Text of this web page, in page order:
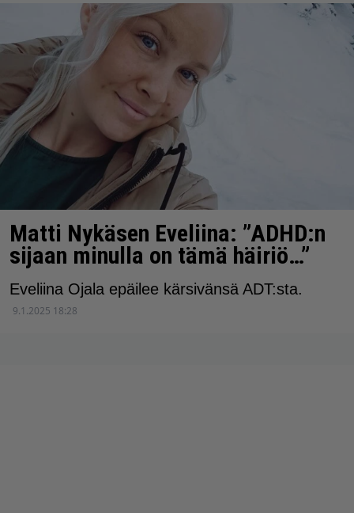
Matti Nykäsen Eveliina: ”ADHD:n
sijaan minulla on tämä häiriö…”
Eveliina Ojala epäilee kärsivänsä ADT:sta.
9.1.2025 18:28